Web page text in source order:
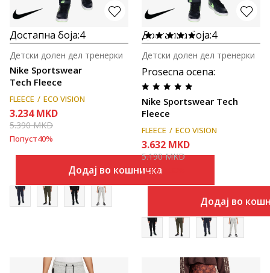
Достапна боја:4
Nike Sportswear
Tech Fleece
Детски долен дел тренерки
FLEECE ECO VISION
3.234 MKD
5.390MKD
Попуст40%
Додај во кошничка
Достапна боја:4
Prosecna ocena:
Nike Sportswear Tech
Fleece
Детски долен дел тренерки
FLEECE ECO VISION
3.632 MKD
5.190MKD
Попуст
Додај во